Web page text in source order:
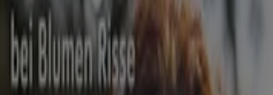
Blumen Risse Filiale | Gehrtsstrasse
16, Düsseldorf - Angebote,
Öffnungszeiten und
Telefonnummern